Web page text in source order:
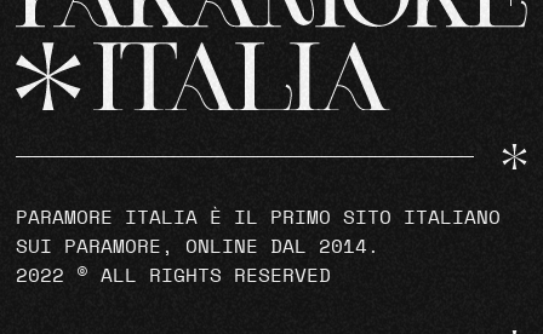
PARAMORE ITALIA È IL PRIMO SITO ITALIANO
SUI PARAMORE, ONLINE DAL 2014.
2022 © ALL RIGHTS RESERVED